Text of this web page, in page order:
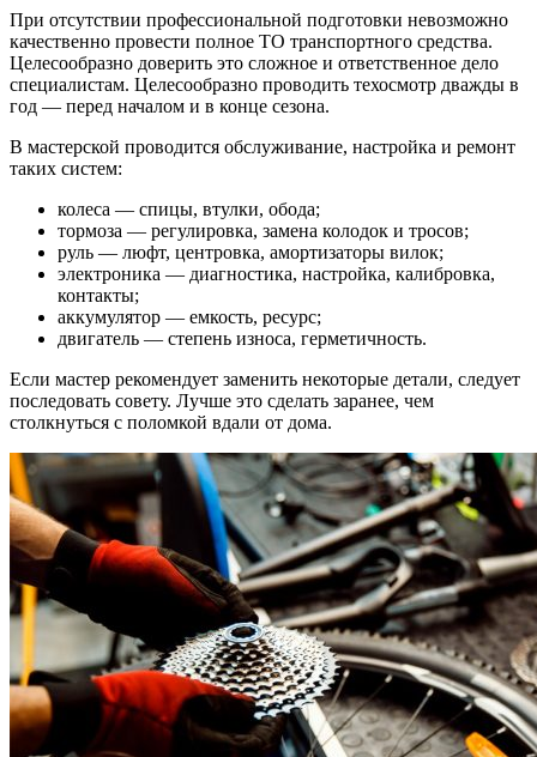
При отсутствии профессиональной подготовки невозможно
качественно провести полное ТО транспортного средства.
Целесообразно доверить это сложное и ответственное дело
специалистам. Целесообразно проводить техосмотр дважды в
год — перед началом и в конце сезона.
В мастерской проводится обслуживание, настройка и ремонт
таких систем:
колеса — спицы, втулки, обода;
тормоза — регулировка, замена колодок и тросов;
руль — люфт, центровка, амортизаторы вилок;
электроника — диагностика, настройка, калибровка,
контакты;
аккумулятор — емкость, ресурс;
двигатель — степень износа, герметичность.
Если мастер рекомендует заменить некоторые детали, следует
последовать совету. Лучше это сделать заранее, чем
столкнуться с поломкой вдали от дома.